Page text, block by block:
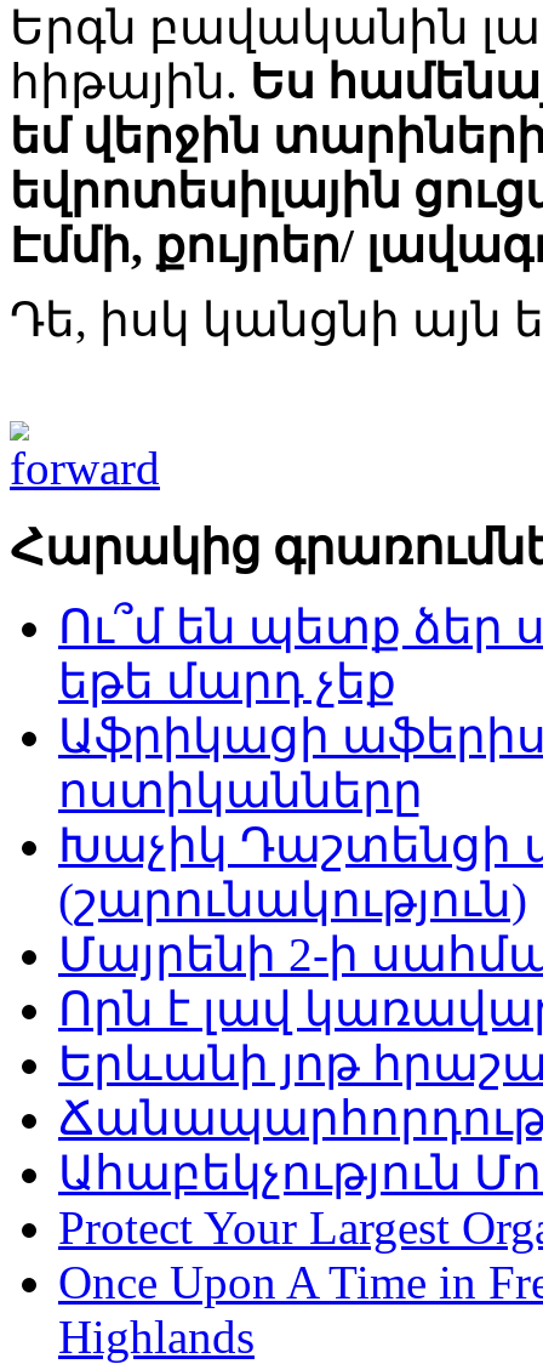
Երգն բավականին
հիթային. Ես
եմ վերջին
եվրոտեսիլային
Էմմի, քույրեր/
Դե, իսկ կանցնի այն
Հարակից
Ու՞մ են պետք ձեր
եթե մարդ չեք
Աֆրիկացի
ոստիկանները
Խաչիկ Դաշտենցի
(շարունակություն)
Մայրենի 2-ի
Որն է լավ
Երևանի յոթ
Ահաբեկչություն
Protect Your Largest
Once Upon A Time in
Highlands